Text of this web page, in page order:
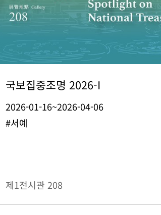
국보집중조명 2026-I
2026-01-16~2026-04-06
#서예
제1전시관 208